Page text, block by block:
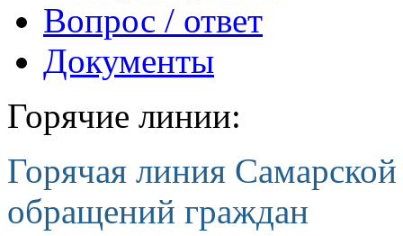
Вопрос / ответ
Документы
Горячие линии:
Горячая линия
обращений граждан